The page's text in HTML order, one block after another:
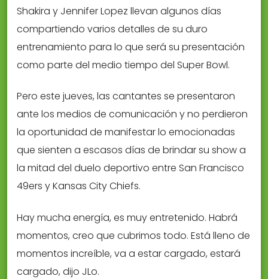
Shakira y Jennifer Lopez llevan algunos días
compartiendo varios detalles de su duro
entrenamiento para lo que será su presentación
como parte del medio tiempo del Super Bowl.
Pero este jueves, las cantantes se presentaron
ante los medios de comunicación y no perdieron
la oportunidad de manifestar lo emocionadas
que sienten a escasos días de brindar su show a
la mitad del duelo deportivo entre San Francisco
49ers y Kansas City Chiefs.
Hay mucha energía, es muy entretenido. Habrá
momentos, creo que cubrimos todo. Está lleno de
momentos increíble, va a estar cargado, estará
cargado, dijo JLo.